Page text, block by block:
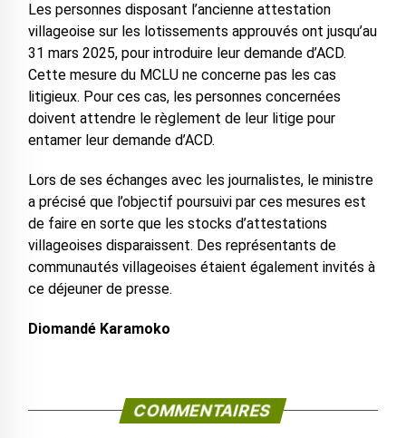
Les personnes disposant l’ancienne attestation
villageoise sur les lotissements approuvés ont jusqu’au
31 mars 2025, pour introduire leur demande d’ACD.
Cette mesure du MCLU ne concerne pas les cas
litigieux. Pour ces cas, les personnes concernées
doivent attendre le règlement de leur litige pour
entamer leur demande d’ACD.
Lors de ses échanges avec les journalistes, le ministre
a précisé que l’objectif poursuivi par ces mesures est
de faire en sorte que les stocks d’attestations
villageoises disparaissent. Des représentants de
communautés villageoises étaient également invités à
ce déjeuner de presse.
Diomandé Karamoko
COMMENTAIRES